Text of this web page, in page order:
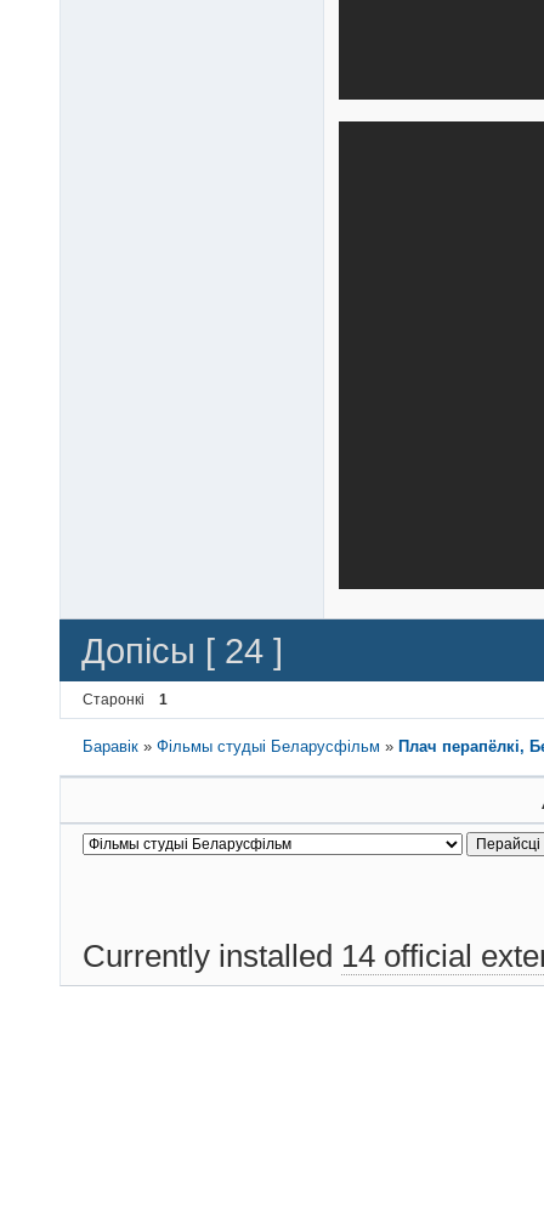
Допісы [ 24 ]
Старонкі 1
Баравік »Фільмы студыі Беларусфільм » Плач перапёлкі,
Currently installed 14 official